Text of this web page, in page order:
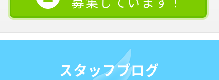
募集しています！
スタッフブログ